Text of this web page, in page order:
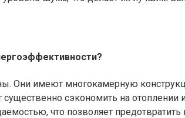
Они имеют многокамерную
существенно сэкономить на
что позволяет